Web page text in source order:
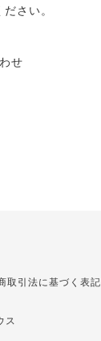
さい。
せ
取引法に基づく表記
ス